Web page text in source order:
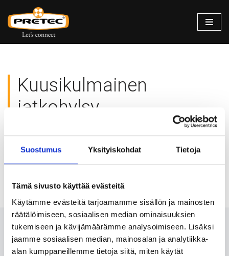
Suostumus Yksityiskohdat Tietoja
Tämä sivusto käyttää evästeitä
Käytämme evästeitä tarjoamamme sisällön ja mainosten
räätälöimiseen, sosiaalisen median ominaisuuksien
tukemiseen ja kävijämäärämme analysoimiseen. Lisäksi
jaamme sosiaalisen median, mainosalan ja analytiikka-
alan kumppaneillemme tietoja siitä, miten käytät
Siirry
suoraan
Kuusikulmainen
jatkohylsy
Valitun kaltaisia tuotteita ei löytynyt.
Ota meihin yhteyttä 24/7